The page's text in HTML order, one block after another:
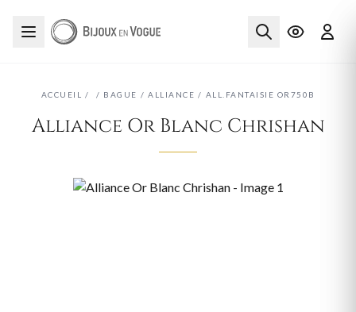
ACCUEIL / / BAGUE / ALLIANCE / ALL.FANTAISIE OR750B
Alliance Or Blanc Chrishan